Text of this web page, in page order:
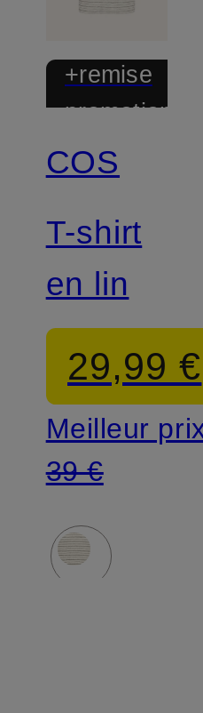
+remise
COS
T-shirt
en lin
29,99 €
Meilleur
39 €